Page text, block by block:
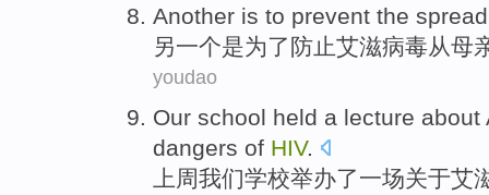
Another is to prevent the spread
另一个是为了 防止艾滋病毒从母
youdao
Our school held a lecture about
dangers of HIV.
上周我们学校举办了一场关于艾